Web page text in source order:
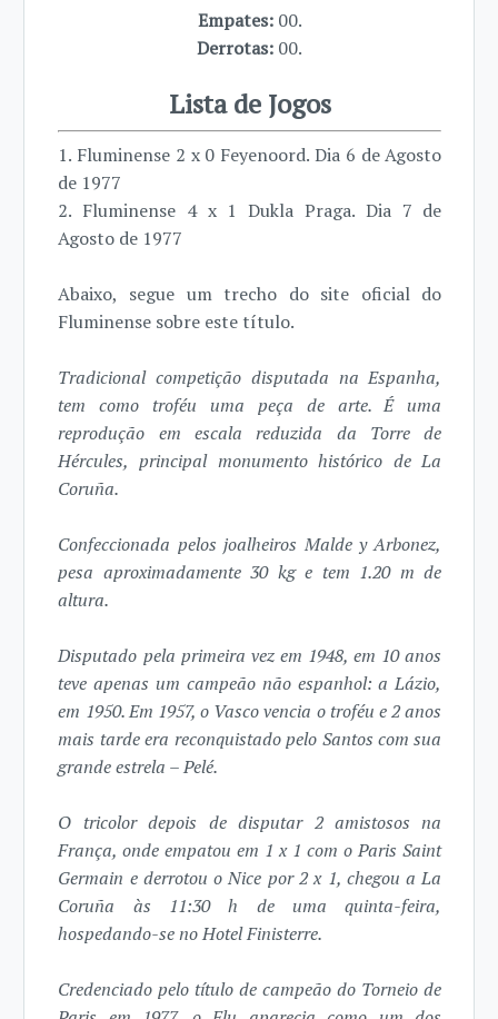
Empates: 00.
Derrotas: 00.
Lista de Jogos
1. Fluminense 2 x 0 Feyenoord. Dia 6 de Agosto
de 1977
2. Fluminense 4 x 1 Dukla Praga. Dia 7 de
Agosto de 1977
Abaixo, segue um trecho do site oficial do
Fluminense sobre este título.
Tradicional competição disputada na Espanha,
tem como troféu uma peça de arte. É uma
reprodução em escala reduzida da Torre de
Hércules, principal monumento histórico de La
Coruña.
Confeccionada pelos joalheiros Malde y Arbonez,
pesa aproximadamente 30 kg e tem 1.20 m de
altura.
Disputado pela primeira vez em 1948, em 10 anos
teve apenas um campeão não espanhol: a Lázio,
em 1950. Em 1957, o Vasco vencia o troféu e 2 anos
mais tarde era reconquistado pelo Santos com sua
grande estrela – Pelé.
O tricolor depois de disputar 2 amistosos na
França, onde empatou em 1 x 1 com o Paris Saint
Germain e derrotou o Nice por 2 x 1, chegou a La
Coruña às 11:30 h de uma quinta-feira,
hospedando-se no Hotel Finisterre.
Credenciado pelo título de campeão do Torneio de